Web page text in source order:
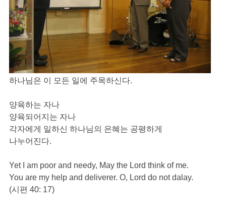
하나님은 이 모든 일에 주목하신다.
양육하는 자나
양육되어지는 자나
각자에게 일하신 하나님의 은혜는 공평하게
나누어진다.
Yet I am poor and needy, May the Lord think of me.
You are my help and deliverer. O, Lord do not dalay.
(시편 40: 17)